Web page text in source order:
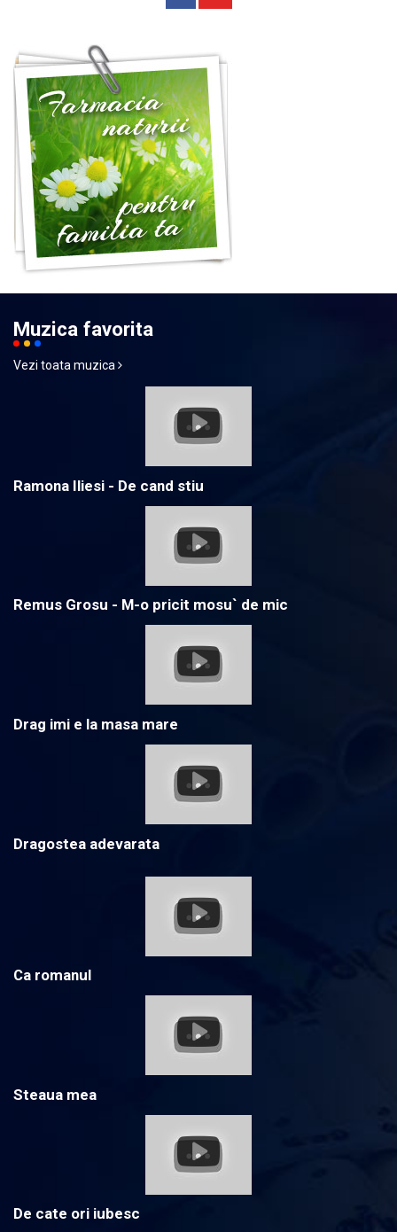
Muzica favorita
Vezi toata muzica
Ramona Iliesi - De cand stiu
Remus Grosu - M-o pricit mosu` de mic
Drag imi e la masa mare
Dragostea adevarata
Ca romanul
Steaua mea
De cate ori iubesc